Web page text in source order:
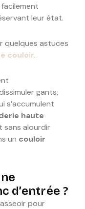
leur état.
quelques astuces
couloir.
gants,
s’accumulent
haute
sans alourdir
un couloir
d’entrée ?
pour